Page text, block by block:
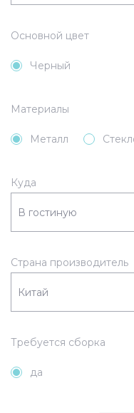
Черный
Металл
да